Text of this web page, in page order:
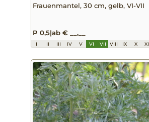
Frauenmantel, 30 cm, gelb, VI-VII
P 0,5|ab € __,__
I II III IV V VI VII VIII IX X XI